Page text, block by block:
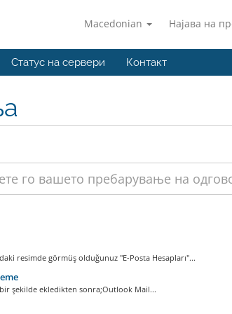
Macedonian Најава на
Статус на сервери Контакт
resimde görmüş olduğunuz "E-Posta Hesapları"...
şekilde ekledikten sonra;Outlook Mail...